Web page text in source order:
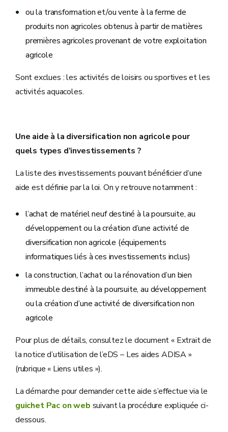
ou la transformation et/ou vente à la ferme de
produits non agricoles obtenus à partir de matières
premières agricoles provenant de votre exploitation
agricole
Sont exclues : les activités de loisirs ou sportives et les
activités aquacoles.
Une aide à la diversification non agricole pour
quels types d’investissements ?
La liste des investissements pouvant bénéficier d’une
aide est définie par la loi. On y retrouve notamment :
l’achat de matériel neuf destiné à la poursuite, au
développement ou la création d’une activité de
diversification non agricole (équipements
informatiques liés à ces investissements inclus)
la construction, l’achat ou la rénovation d’un bien
immeuble destiné à la poursuite, au développement
ou la création d’une activité de diversification non
agricole
Pour plus de détails, consultez le document « Extrait de
la notice d’utilisation de l’eDS – Les aides ADISA »
(rubrique « Liens utiles »).
La démarche pour demander cette aide s’effectue via le
guichet Pac on web suivant la procédure expliquée ci-
dessous.